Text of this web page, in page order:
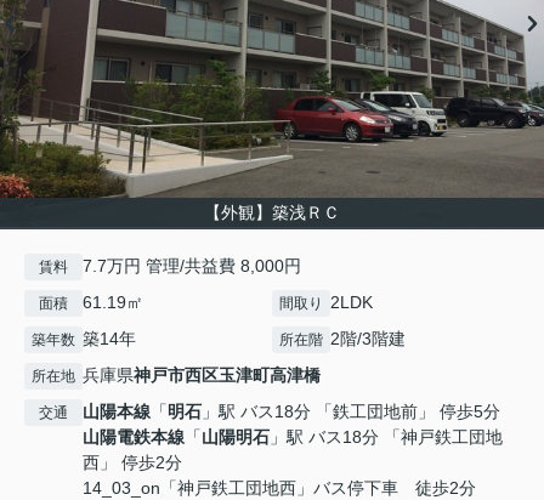
【外観】築浅ＲＣ
賃料 7.7万円 管理/共益費 8,000円
面積 61.19㎡ 間取り 2LDK
築年数 築14年 所在階 2階/3階建
所在地 兵庫県神戸市西区玉津町高津橋
交通 山陽本線 「明石 」駅 バス18分 「鉄工団地前」 停歩5分
山陽電鉄本線 「山陽明石 」駅 バス18分 「神戸鉄工団地
西」 停歩2分
14_03_on「神戸鉄工団地西」バス停下車 徒歩2分